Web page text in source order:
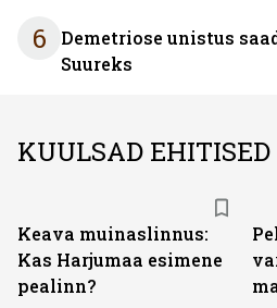
6
Demetriose unistus
Suureks
KUULSAD EHITISED
Keava muinaslinnus:
Kas Harjumaa esimene
pealinn?